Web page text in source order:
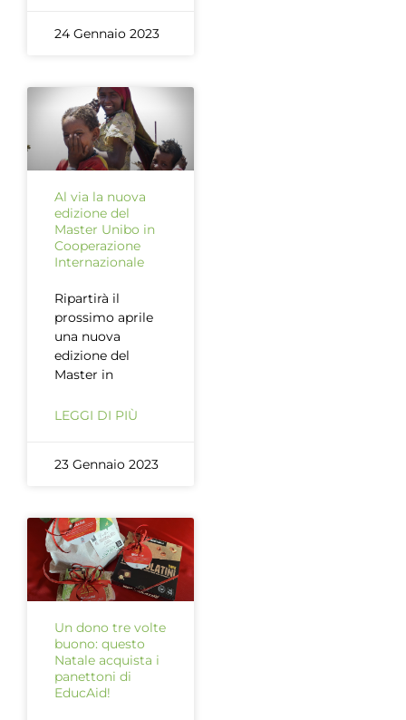
24 Gennaio 2023
Al via la nuova
edizione del
Master Unibo in
Cooperazione
Internazionale
Ripartirà il
prossimo aprile
una nuova
edizione del
Master in
LEGGI DI PIÙ
23 Gennaio 2023
Un dono tre volte
buono: questo
Natale acquista i
panettoni di
EducAid!